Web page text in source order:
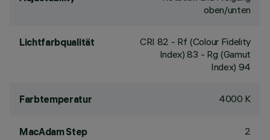
oben/unten
Lichtfarbqualität CRI 82 - Rf (Colour Fidelity
Index) 83 - Rg (Gamut
Index) 94
Farbtemperatur 4000 K
MacAdam Step 2